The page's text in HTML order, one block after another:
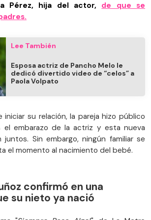
Pérez, hija del actor, de que se
Lee También
Esposa actriz de Pancho Melo le
dedicó divertido video de “celos” a
Paola Volpato
iniciar su relación, la pareja hizo público
el embarazo de la actriz y esta nueva
Sin embargo, ningún familiar se
el momento al nacimiento del bebé.
confirmó en una
su nieto ya nació